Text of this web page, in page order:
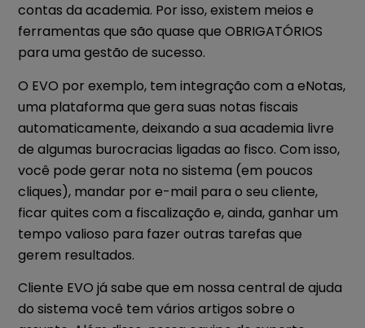
contas da academia. Por isso, existem meios e
ferramentas que são quase que OBRIGATÓRIOS
para uma gestão de sucesso.
O EVO por exemplo, tem integração com a eNotas,
uma plataforma que gera suas notas fiscais
automaticamente, deixando a sua academia livre
de algumas burocracias ligadas ao fisco. Com isso,
você pode gerar nota no sistema (em poucos
cliques), mandar por e-mail para o seu cliente,
ficar quites com a fiscalização e, ainda, ganhar um
tempo valioso para fazer outras tarefas que
gerem resultados.
Cliente EVO já sabe que em nossa central de ajuda
do sistema você tem vários artigos sobre o